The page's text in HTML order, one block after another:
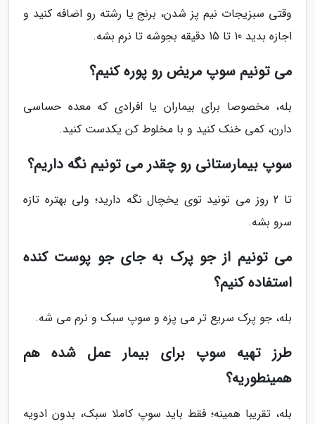
وقتی سبزیجات نیم پز شدن، برنج یا رشته رو اضافه کنید و
اجازه بدید 10 تا 15 دقیقه بجوشه تا نرم بشه.
می تونیم سوپ مریض رو پوره کنیم؟
بله، مخصوصا برای بیماران یا افرادی که معده حساسی
دارن، کمی خنک کنید و با مخلوط کن یکدست کنید.
سوپ بیمارستانی رو چقدر می تونیم نگه داریم؟
تا 2 روز می تونید توی یخچال نگه دارید؛ ولی بهتره تازه
سرو بشه.
می تونیم از جو پرک به جای جو پوست کنده
استفاده کنیم؟
بله، جو پرک سریع تر می پزه و سوپ سبک و نرم می شه.
طرز تهیه سوپ برای بیمار عمل شده هم
همینطوریه؟
بله، تقریبا همینه؛ فقط باید سوپ کاملا سبک، بدون ادویه